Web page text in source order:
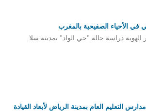
في الأحياء الصفيحية بالمغرب
الهوية دراسة حالة "حي الواد" بمدينة سلا
التعليم العام بمدينة الرياض لأبعاد القيادة